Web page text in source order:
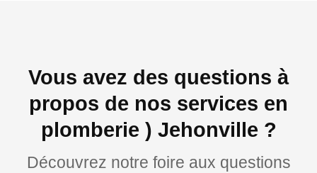
Vous avez des questions à
propos de nos services en
plomberie ) Jehonville ?
Découvrez notre foire aux questions